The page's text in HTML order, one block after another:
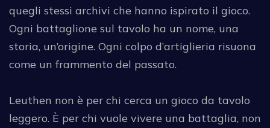
quegli stessi archivi che hanno ispirato il gioco.
Ogni battaglione sul tavolo ha un nome, una
storia, un’origine. Ogni colpo d’artiglieria risuona
come un frammento del passato.
Leuthen non è per chi cerca un gioco da tavolo
leggero. È per chi vuole vivere una battaglia, non